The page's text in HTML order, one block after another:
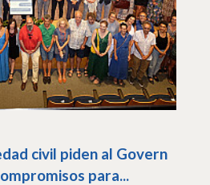
civil piden al Govern
para...